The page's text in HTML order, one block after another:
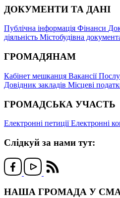
ДОКУМЕНТИ ТА ДАНІ
Публічна інформація Фінанси
діяльність Містобудівна
ГРОМАДЯНАМ
Кабінет мешканця Вакансії
Довідник закладів Місцеві
ГРОМАДСЬКА УЧАСТЬ
Електронні петиціїЕлектронні
Слідкуй за нами тут:
НАША ГРОМАДА У